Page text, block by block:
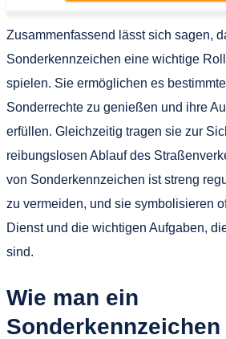
Zusammenfassend lässt sich sagen,
Sonderkennzeichen eine wichtige
spielen. Sie ermöglichen es
Sonderrechte zu genießen und ihre
erfüllen. Gleichzeitig tragen sie zur
reibungslosen Ablauf des
von Sonderkennzeichen ist streng
zu vermeiden, und sie symbolisieren
Dienst und die wichtigen Aufgaben,
sind.
Wie man ein